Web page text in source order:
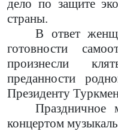
дело по защите
страны.
В ответ
готовности
произнесли
преданности
Президенту
Праздничное
концертом